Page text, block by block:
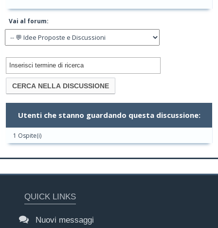
Vai al forum:
Utenti che stanno guardando questa discussione:
1 Ospite(i)
QUICK LINKS
Nuovi messaggi